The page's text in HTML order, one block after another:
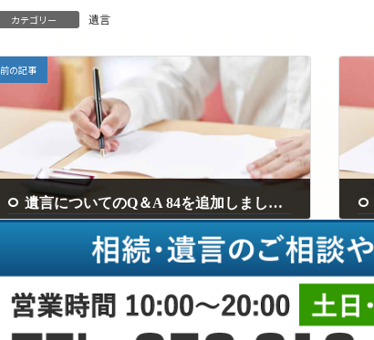
カテゴリー 遺言
前の記事
遺言についてのQ＆A 84を追加しました。